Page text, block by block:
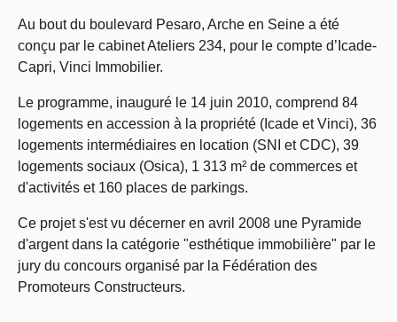
Au bout du boulevard Pesaro, Arche en Seine a été
conçu par le cabinet Ateliers 234, pour le compte d’Icade-
Capri, Vinci Immobilier.
Le programme, inauguré le 14 juin 2010, comprend 84
logements en accession à la propriété (Icade et Vinci), 36
logements intermédiaires en location (SNI et CDC), 39
logements sociaux (Osica), 1 313 m² de commerces et
d'activités et 160 places de parkings.
Ce projet s'est vu décerner en avril 2008 une Pyramide
d'argent dans la catégorie "esthétique immobilière" par le
jury du concours organisé par la Fédération des
Promoteurs Constructeurs.